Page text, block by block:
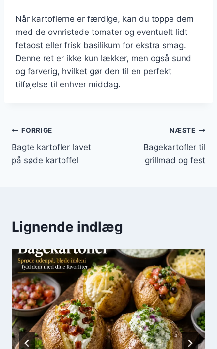
Når kartoflerne er færdige, kan du toppe dem
med de ovnristede tomater og eventuelt lidt
fetaost eller frisk basilikum for ekstra smag.
Denne ret er ikke kun lækker, men også sund
og farverig, hvilket gør den til en perfekt
tilføjelse til enhver middag.
Indlægsnavigation
FORRIGE
Bagte kartofler lavet
på søde kartoffel
NÆSTE
Bagekartofler til
grillmad og fest
Lignende indlæg